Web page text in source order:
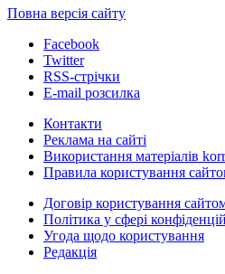
Повна версія сайту
Facebook
Twitter
RSS-стрічки
E-mail розсилка
Контакти
Реклама на сайті
Використання матеріалів
Правила користування
Договір користування
Політика у сфері
Угода щодо користування
Редакція